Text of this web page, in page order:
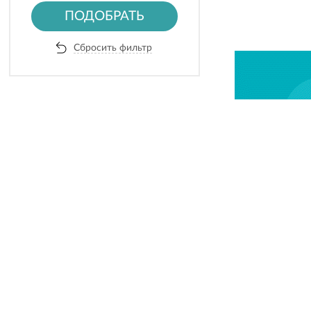
ПОДОБРАТЬ
Сбросить фильтр